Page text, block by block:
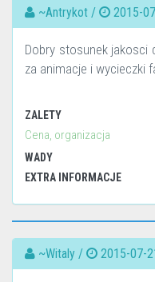
~Antrykot / 2015-
Dobry stosunek jakosci
za animacje i wycieczki
ZALETY
Cena, organizacja
WADY
EXTRA INFORMACJE
~Witaly / 2015-07-